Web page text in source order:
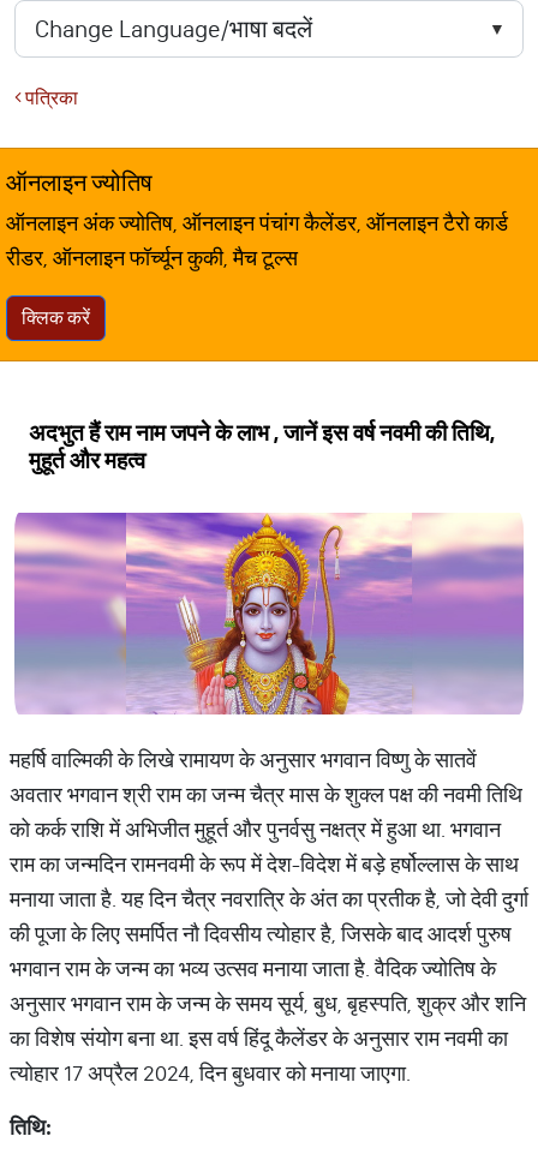
पत्रिका
ऑनलाइन ज्योतिष
ऑनलाइन अंक ज्योतिष, ऑनलाइन पंचांग कैलेंडर, ऑनलाइन टैरो कार्ड
रीडर, ऑनलाइन फॉर्च्यून कुकी, मैच टूल्स
क्लिक करें
अदभुत हैं राम नाम जपने के लाभ , जानें इस वर्ष नवमी की तिथि,
मुहूर्त और महत्व
महर्षि वाल्मिकी के लिखे रामायण के अनुसार भगवान विष्णु के सातवें
अवतार भगवान श्री राम का जन्म चैत्र मास के शुक्ल पक्ष की नवमी तिथि
को कर्क राशि में अभिजीत मुहूर्त और पुनर्वसु नक्षत्र में हुआ था. भगवान
राम का जन्मदिन रामनवमी के रूप में देश-विदेश में बड़े हर्षोल्लास के साथ
मनाया जाता है. यह दिन चैत्र नवरात्रि के अंत का प्रतीक है, जो देवी दुर्गा
की पूजा के लिए समर्पित नौ दिवसीय त्योहार है, जिसके बाद आदर्श पुरुष
भगवान राम के जन्म का भव्य उत्सव मनाया जाता है. वैदिक ज्योतिष के
अनुसार भगवान राम के जन्म के समय सूर्य, बुध, बृहस्पति, शुक्र और शनि
का विशेष संयोग बना था. इस वर्ष हिंदू कैलेंडर के अनुसार राम नवमी का
त्योहार 17 अप्रैल 2024, दिन बुधवार को मनाया जाएगा.
तिथि: